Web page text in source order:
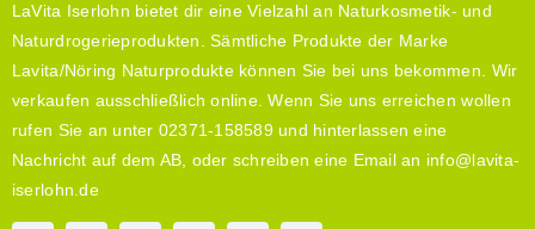
LaVita Iserlohn bietet dir eine Vielzahl an Naturkosmetik- und
Naturdrogerieprodukten. Sämtliche Produkte der Marke
Lavita/Nöring Naturprodukte können Sie bei uns bekommen. Wir
verkaufen ausschließlich online. Wenn Sie uns erreichen wollen
rufen Sie an unter 02371-158589 und hinterlassen eine
Nachricht auf dem AB, oder schreiben eine Email an info@lavita-
iserlohn.de